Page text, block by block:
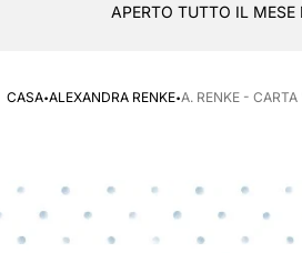
APERTO TUTTO IL MESE
CASA·ALEXANDRA RENKE·A. RENKE -